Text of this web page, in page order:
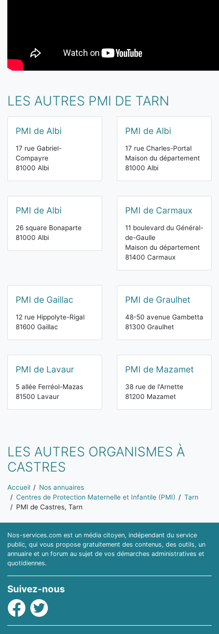
LES AUTRES PMI DE TARN
PMI de Albi
17 rue Gabriel-
Compayre
81000 Albi
PMI de Albi
17 rue Charles-Portal
Maison du département
81000 Albi
PMI de Albi
26 square Bonaparte
81000 Albi
PMI de Carmaux
11 boulevard du Général-
de-Gaulle
Maison du département
81400 Carmaux
PMI de Gaillac
12 rue Hippolyte-Rigal
81600 Gaillac
PMI de Graulhet
48-50 avenue Gambetta
81300 Graulhet
PMI de Lavaur
5 allée Ferréol-Mazas
81500 Lavaur
PMI de Mazamet
38 rue de l'Arnette
81200 Mazamet
LES AUTRES ORGANISMES À
CASTRES
Vous êtes ici:
Accueil
Nos annuaires
Centres de Protection Maternelle et Infantile (PMI)
Tarn
PMI de Castres, Tarn
Nos-services.com est un média citoyen, indépendant du service
public, qui vous propose gratuitement des contenus, des outils, un
annuaire et un forum au sujet de vos démarches administratives et
quotidiennes.
Suivez-nous
Facebook
Twitter